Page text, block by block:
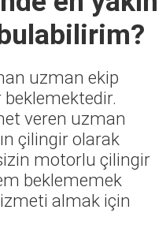
uzman ekip
veren uzman
çilingir olarak
motorlu çilingir
beklememek
almak için